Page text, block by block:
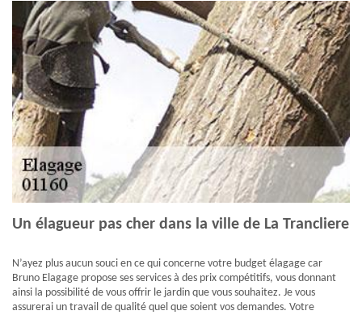
Un élagueur pas cher dans la ville de La Trancliere
N’ayez plus aucun souci en ce qui concerne votre budget élagage car
Bruno Elagage propose ses services à des prix compétitifs, vous donnant
ainsi la possibilité de vous offrir le jardin que vous souhaitez. Je vous
assurerai un travail de qualité quel que soient vos demandes. Votre